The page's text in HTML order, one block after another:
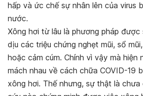
hấp và ức chế sự nhân lên của virus
nước.
Xông hơi từ lâu là phương pháp được
dịu các triệu chứng nghẹt mũi, sổ
hoặc cảm cúm. Chính vì vậy mà hiện
mách nhau về cách chữa COVID-19
xông hơi. Thế nhưng, sự thật là chưa